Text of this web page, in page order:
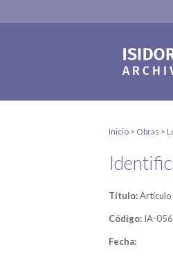
Inicio > Obras >
Título:Artículo
Código: IA-
Fecha: